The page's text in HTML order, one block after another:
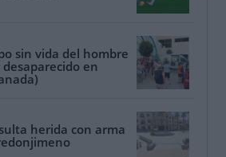
sin vida del hombre
en
herida con arma